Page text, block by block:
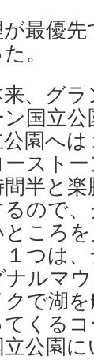
最優
。
、グ
国立
園へ
ースト
間半と
ので
ところ
つは
ナルマ
で湖
くる
立公園